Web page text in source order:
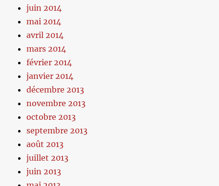
juin 2014
mai 2014
avril 2014
mars 2014
février 2014
janvier 2014
décembre 2013
novembre 2013
octobre 2013
septembre 2013
août 2013
juillet 2013
juin 2013